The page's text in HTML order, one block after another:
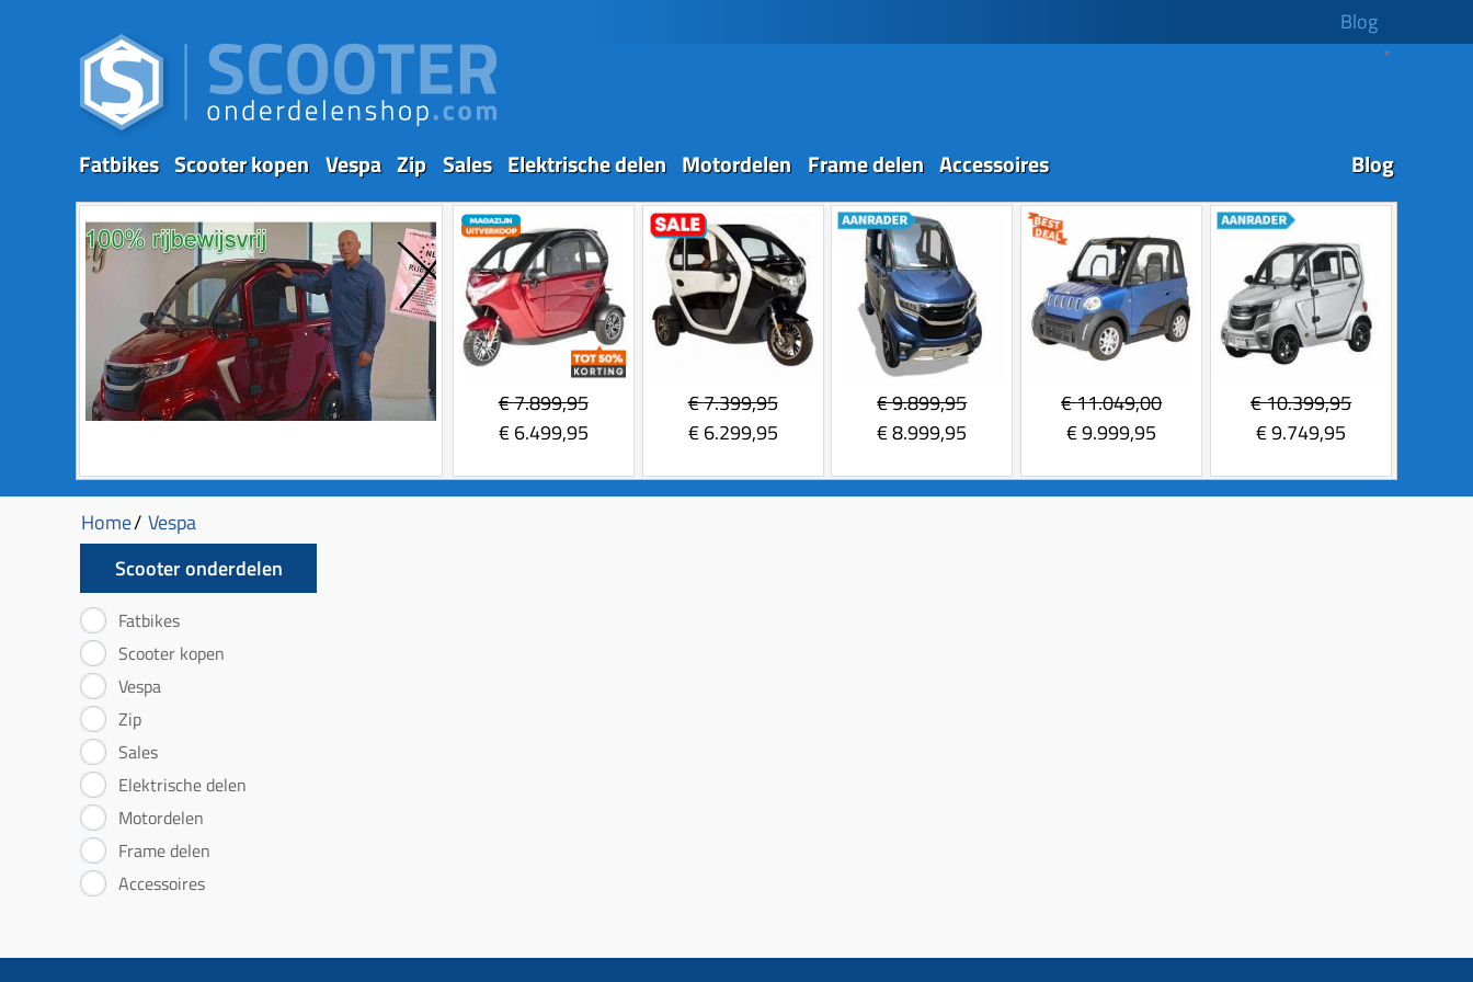
Blog
Fatbikes Scooter kopen Vespa Zip Sales Elektrische delen Motordelen Frame delen Accessoires Blog
€7.899,95
€6.499,95
€7.399,95
€6.299,95
€9.899,95
€8.999,95
€11.049,00
€9.999,95
€10.399,95
€9.749,95
Home/ Vespa
Scooter onderdelen
Fatbikes
Scooter kopen
Vespa
Zip
Sales
Elektrische delen
Motordelen
Frame delen
Accessoires